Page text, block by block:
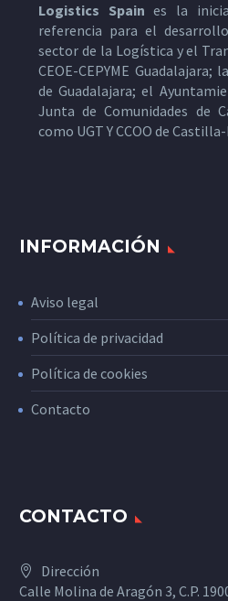
Logistics Spain es la
referencia para el
sector de la Logística y el
CEOE-CEPYME
de Guadalajara; el
Junta de Comunidades de
como UGT Y CCOO de
INFORMACIÓN
Aviso legal
Política de privacidad
Política de cookies
Contacto
CONTACTO
Dirección
Calle Molina de Aragón 3, C.P.